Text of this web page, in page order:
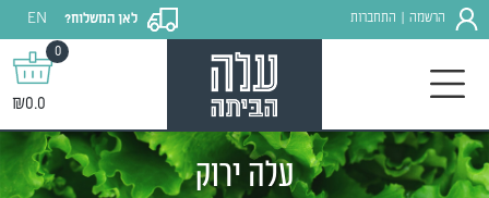
הרשמה התחברות לאן המשלוח?
EN
0
₪0.0
עלה ירוק